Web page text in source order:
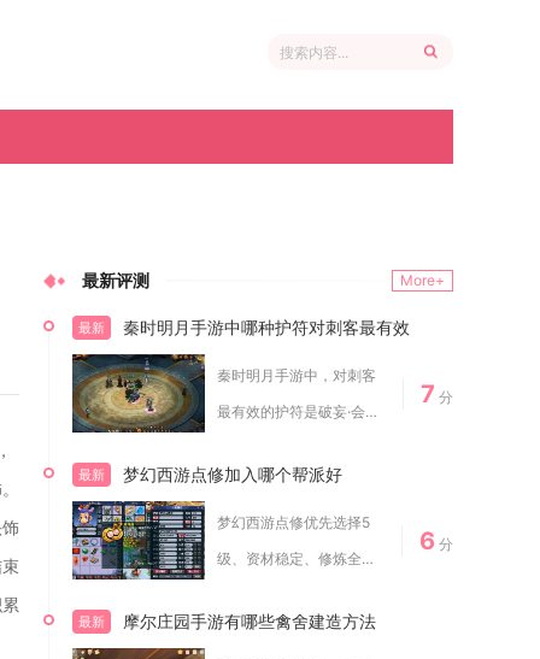
最新评测 More+
最新 秦时明月手游中哪种护符对刺客最有效
秦时明月手游中，对刺客
最有效的护符是破妄·会
7 分
最新 梦幻西游点修加入哪个帮派好
梦幻西游点修优先选择5
级、资材稳定、修炼全
6 分
最新 摩尔庄园手游有哪些禽舍建造方法